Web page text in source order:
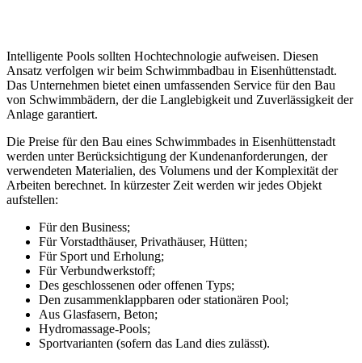
Intelligente Pools sollten Hochtechnologie aufweisen. Diesen
Ansatz verfolgen wir beim Schwimmbadbau in Eisenhüttenstadt.
Das Unternehmen bietet einen umfassenden Service für den Bau
von Schwimmbädern, der die Langlebigkeit und Zuverlässigkeit der
Anlage garantiert.
Die Preise für den Bau eines Schwimmbades in Eisenhüttenstadt
werden unter Berücksichtigung der Kundenanforderungen, der
verwendeten Materialien, des Volumens und der Komplexität der
Arbeiten berechnet. In kürzester Zeit werden wir jedes Objekt
aufstellen:
Für den Business;
Für Vorstadthäuser, Privathäuser, Hütten;
Für Sport und Erholung;
Für Verbundwerkstoff;
Des geschlossenen oder offenen Typs;
Den zusammenklappbaren oder stationären Pool;
Aus Glasfasern, Beton;
Hydromassage-Pools;
Sportvarianten (sofern das Land dies zulässt).